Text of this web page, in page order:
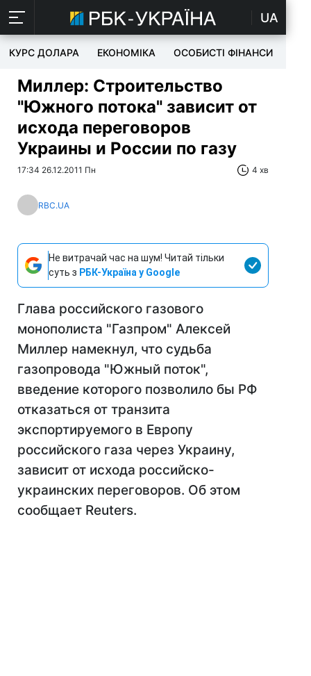
UA
КУРС ДОЛАРА ЕКОНОМІКА ОСОБИСТІ ФІНАНСИ
Миллер: Строительство
"Южного потока" зависит от
исхода переговоров
Украины и России по газу
17:34 26.12.2011 Пн 4 хв
RBC.UA
Не витрачай час на шум! Читай тільки
суть з РБК-Україна у Google
Глава российского газового
монополиста "Газпром" Алексей
Миллер намекнул, что судьба
газопровода "Южный поток",
введение которого позволило бы РФ
отказаться от транзита
экспортируемого в Европу
российского газа через Украину,
зависит от исхода российско-
украинских переговоров. Об этом
сообщает Reuters.